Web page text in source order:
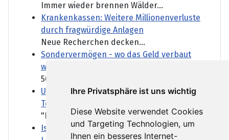
Ihre Privatsphäre ist uns wichtig
Diese Website verwendet Cookies
und Targeting Technologien, um
Ihnen ein besseres Internet-
Immer wieder brennen Wälder...
Krankenkassen: Weitere Millionenverluste
durch fragwürdige Anlagen
Neue Recherchen decken...
Sondervermögen - wo das Geld verbaut
wird
500 Milliarden Euro...
Unionsfraktionschef Frei fordert von Bas
Tempo bei Rentenreform
"Rente mit 63" - abschaffen...
Island verweist Walfang-Gegner des